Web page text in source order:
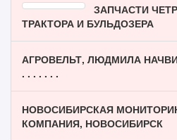
ЗАПЧАСТИ
ТРАКТОРА И БУЛЬДОЗЕРА
АГРОВЕЛЬТ, ЛЮДМИЛА
. . . . . . .
НОВОСИБИРСКАЯ
КОМПАНИЯ, НОВОСИБИРСК